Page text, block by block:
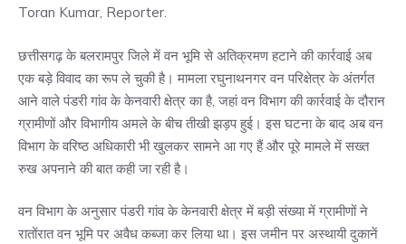
Toran Kumar, Reporter.
छत्तीसगढ़ के बलरामपुर जिले में वन भूमि से अतिक्रमण हटाने की कार्रवाई अब
एक बड़े विवाद का रूप ले चुकी है। मामला रघुनाथनगर वन परिक्षेत्र के अंतर्गत
आने वाले पंडरी गांव के केनवारी क्षेत्र का है, जहां वन विभाग की कार्रवाई के दौरान
ग्रामीणों और विभागीय अमले के बीच तीखी झड़प हुई। इस घटना के बाद अब वन
विभाग के वरिष्ठ अधिकारी भी खुलकर सामने आ गए हैं और पूरे मामले में सख्त
रुख अपनाने की बात कही जा रही है।
वन विभाग के अनुसार पंडरी गांव के केनवारी क्षेत्र में बड़ी संख्या में ग्रामीणों ने
रातोंरात वन भूमि पर अवैध कब्जा कर लिया था। इस जमीन पर अस्थायी दुकानें